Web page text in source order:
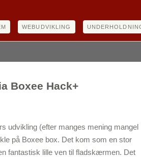
WEBUDVIKLING
Boxee Hack+
udvikling (efter manges mening mangel
på Boxee box. Det kom som en stor
fantastisk lille ven til fladskærmen. Det